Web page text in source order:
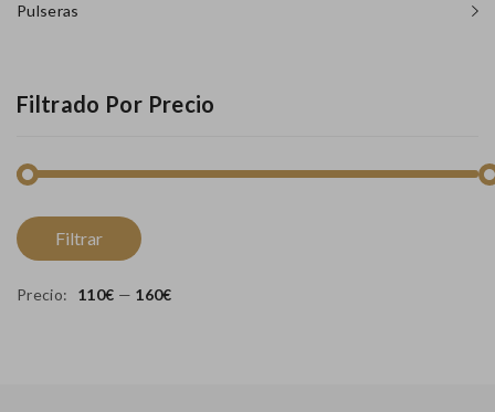
Pulseras
Filtrado Por Precio
Filtrar
Precio: 110€ — 160€